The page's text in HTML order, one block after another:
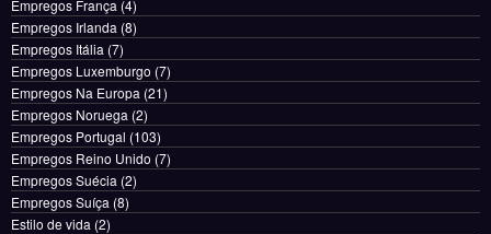
Empregos França (4)
Empregos Irlanda (8)
Empregos Itália (7)
Empregos Luxemburgo (7)
Empregos Na Europa (21)
Empregos Noruega (2)
Empregos Portugal (103)
Empregos Reino Unido (7)
Empregos Suécia (2)
Empregos Suíça (8)
Estilo de vida (2)